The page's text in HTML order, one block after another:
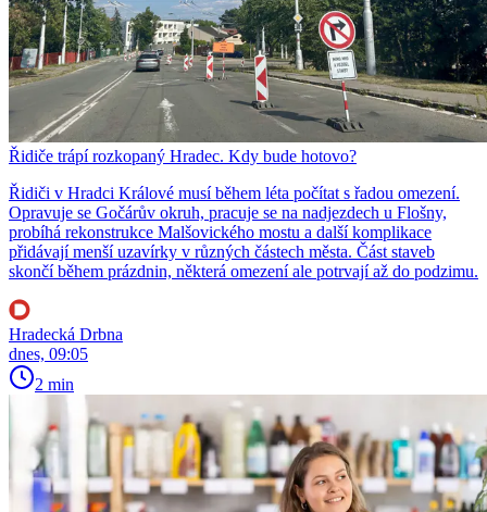
Řidiče trápí rozkopaný Hradec. Kdy bude hotovo?
Řidiči v Hradci Králové musí během léta počítat s řadou omezení.
Opravuje se Gočárův okruh, pracuje se na nadjezdech u Flošny,
probíhá rekonstrukce Malšovického mostu a další komplikace
přidávají menší uzavírky v různých částech města. Část staveb
skončí během prázdnin, některá omezení ale potrvají až do podzimu.
Hradecká Drbna
dnes, 09:05
2 min